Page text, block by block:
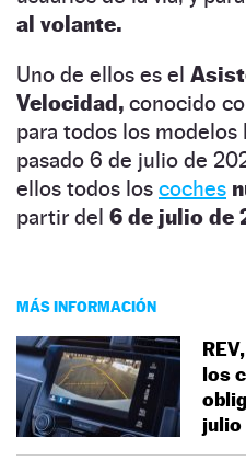
al volante.
Uno de ellos es el
Velocidad, conocido
para todos los
pasado 6 de julio de
ellos todos los coches
partir del 6 de julio de
MÁS INFORMACIÓN
los
julio